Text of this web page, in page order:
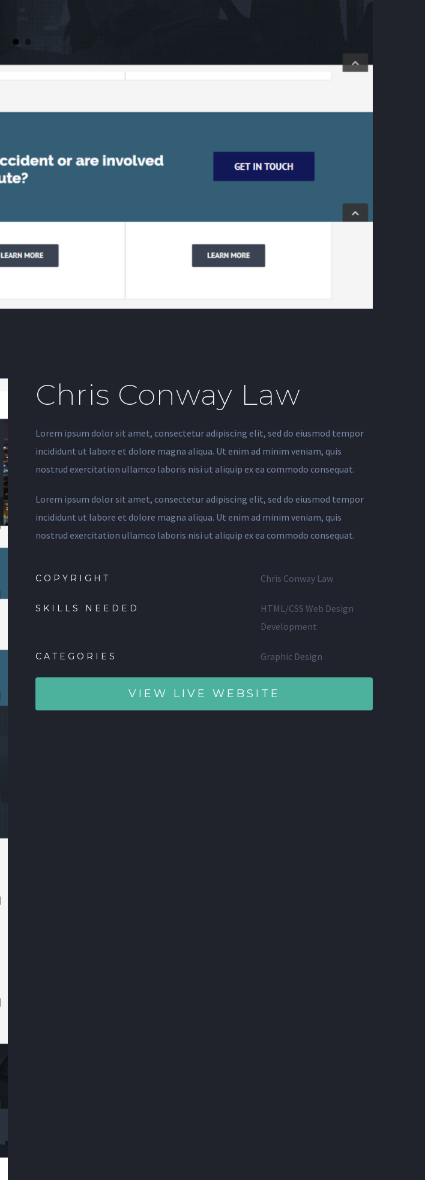
Chris Conway Law
Lorem ipsum dolor sit amet, consectetur adipiscing elit, sed do eiusmod tempor
incididunt ut labore et dolore magna aliqua. Ut enim ad minim veniam, quis
nostrud exercitation ullamco laboris nisi ut aliquip ex ea commodo consequat.
Lorem ipsum dolor sit amet, consectetur adipiscing elit, sed do eiusmod tempor
incididunt ut labore et dolore magna aliqua. Ut enim ad minim veniam, quis
nostrud exercitation ullamco laboris nisi ut aliquip ex ea commodo consequat.
COPYRIGHT Chris Conway Law
SKILLS NEEDED
HTML/CSS Web Design
Development
CATEGORIES Graphic Design
VIEW LIVE WEBSITE